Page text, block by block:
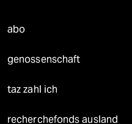
abo
genossenschaft
taz zahl ich
recherchefonds ausland